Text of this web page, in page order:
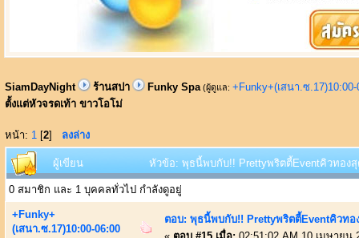
SiamDayNight ร้านสปา Funky Spa (ผู้ดูแล: +Funky+(เสนา.ซ
ตั้งแต่หัวจรดเท้า ขาวโอโม่
หน้า: 1 [2] ลงล่าง
ผู้เขียน หัวข้อ: พุธนี้พบกับ!! Prettyพริตตี้Eventคิวทองสุ
0 สมาชิก และ 1 บุคคลทั่วไป กำลังดูอยู่
+Funky+
(เสนา.ซ.17)10:00-06:00
ตอบ: พุธนี้พบกับ!! Prettyพริตตี้Eventคิวทอ